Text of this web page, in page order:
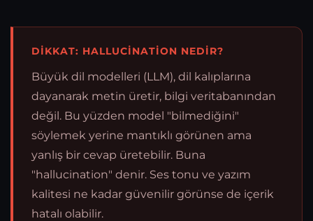
DIKKAT: HALLUCINATION NEDIR?
Büyük dil modelleri (LLM), dil kalıplarına
dayanarak metin üretir, bilgi veritabanından
değil. Bu yüzden model "bilmediğini"
söylemek yerine mantıklı görünen ama
yanlış bir cevap üretebilir. Buna
"hallucination" denir. Ses tonu ve yazım
kalitesi ne kadar güvenilir görünse de içerik
hatalı olabilir.